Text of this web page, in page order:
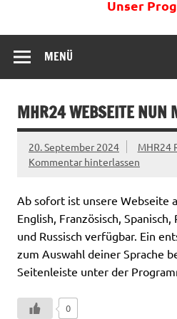
Unser
MENÜ
MHR24 WEBSEITE NUN
20. September 2024
MHR24
Kommentar hinterlassen
Ab sofort ist unsere Webseite
English, Französisch,
und Russisch verfügbar. Ein
zum Auswahl deiner Sprache
Seitenleiste unter der
0